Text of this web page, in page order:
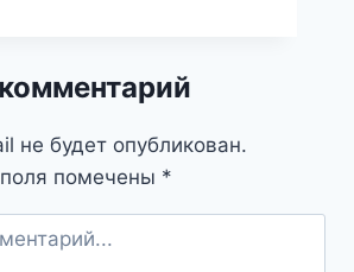
ты
значит
не будет опубликован.
помечены *